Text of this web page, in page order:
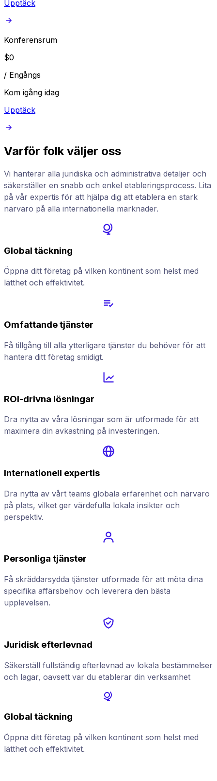
Upptäck
Konferensrum
$0
/ Engångs
Kom igång idag
Upptäck
Varför folk väljer oss
Vi hanterar alla juridiska och administrativa detaljer och
säkerställer en snabb och enkel etableringsprocess. Lita
på vår expertis för att hjälpa dig att etablera en stark
närvaro på alla internationella marknader.
Global täckning
Öppna ditt företag på vilken kontinent som helst med
lätthet och effektivitet.
Omfattande tjänster
Få tillgång till alla ytterligare tjänster du behöver för att
hantera ditt företag smidigt.
ROI-drivna lösningar
Dra nytta av våra lösningar som är utformade för att
maximera din avkastning på investeringen.
Internationell expertis
Dra nytta av vårt teams globala erfarenhet och närvaro
på plats, vilket ger värdefulla lokala insikter och
perspektiv.
Personliga tjänster
Få skräddarsydda tjänster utformade för att möta dina
specifika affärsbehov och leverera den bästa
upplevelsen.
Juridisk efterlevnad
Säkerställ fullständig efterlevnad av lokala bestämmelser
och lagar, oavsett var du etablerar din verksamhet
Global täckning
Öppna ditt företag på vilken kontinent som helst med
lätthet och effektivitet.